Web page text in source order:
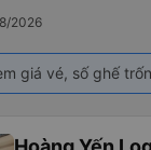
2026
giá vé, số ghế